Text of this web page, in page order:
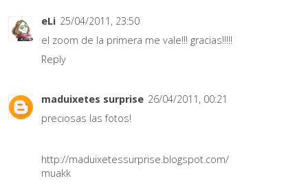
eLi 25/04/2011, 23:50
el zoom de la primera me vale!!! gracias!!!!!
Reply
maduixetes surprise 26/04/2011, 00:21
preciosas las fotos!
http://maduixetessurprise.blogspot.com/
muakk